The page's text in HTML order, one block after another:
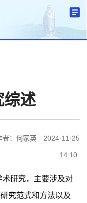
综述
者：何家英 2024-11-25
14:10
研究，主要涉及对
究范式和方法以及